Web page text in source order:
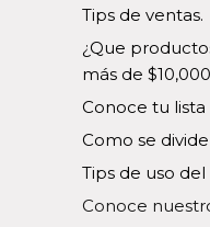
Tips de ventas.
¿Que
más de
Conoce tu lista
Como se
Tips de uso
Conoce